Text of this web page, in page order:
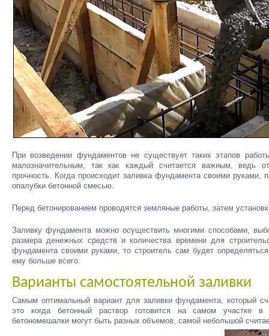
При возведении фундаментов не существует таких этапов
малозначительным, так как каждый считается важным, ведь
прочность. Когда происходит заливка фундамента своими руками,
опалубки бетонной смесью.
Перед бетонированием проводятся земляные работы, затем
Заливку фундамента можно осуществить многими способами,
размера денежных средств и количества времени для
фундамента своими руками, то строитель сам будет
ему больше всего.
Варианты самостоятельной заливки
Самым оптимальный вариант для заливки фундамента, который
это когда бетонный раствор готовится на самом участке в
бетономешалки могут быть разных объемов, самой небольшой